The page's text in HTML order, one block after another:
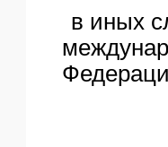
в иных